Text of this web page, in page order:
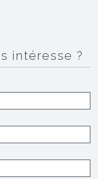
intéresse ?